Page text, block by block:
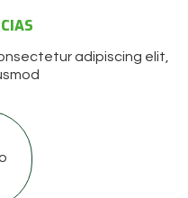
adipiscing elit,